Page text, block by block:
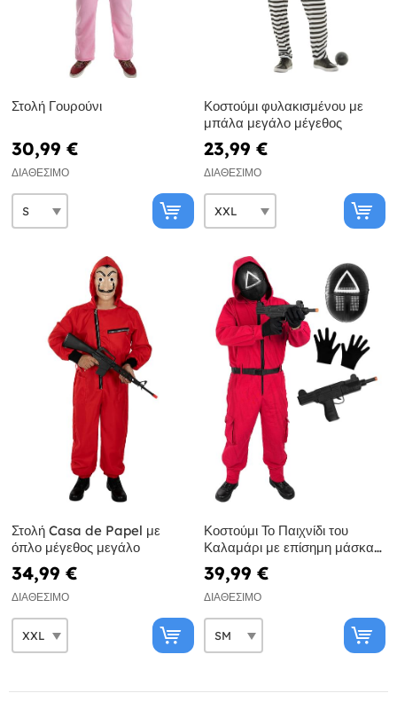
Στολή Γουρούνι
30,99 €
ΔΙΑΘΈΣΙΜΟ
Κοστούμι φυλακισμένου με
μπάλα μεγάλο μέγεθος
23,99 €
ΔΙΑΘΈΣΙΜΟ
Στολή Casa de Papel με
όπλο μέγεθος μεγάλο
34,99 €
ΔΙΑΘΈΣΙΜΟ
Κοστούμι Το Παιχνίδι του
Καλαμάρι με επίσημη μάσκα
τριγώνου και όπλο
39,99 €
ΔΙΑΘΈΣΙΜΟ